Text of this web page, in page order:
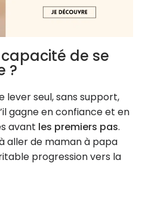
de se
?
lever seul, sans support,
gagne en confiance et en
avant les premiers pas.
aller de maman à papa
progression vers la